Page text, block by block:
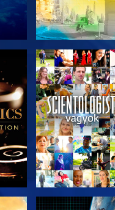
A SOROZAT
RÉSZEI